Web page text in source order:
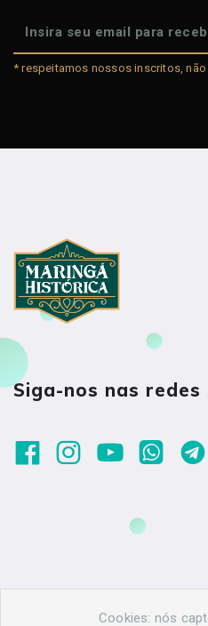
* respeitamos nossos inscritos, não
Siga-nos nas redes
Cookies: nós